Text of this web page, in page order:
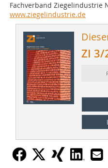
Fachverband Ziegelindustrie
www.ziegelindustrie.de
ZI 3/